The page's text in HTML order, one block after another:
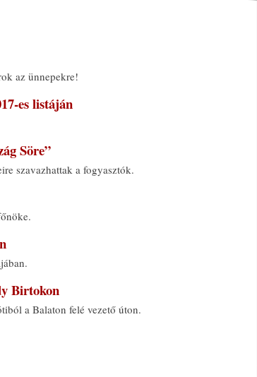
az ünnepekre!
es listáján
Söre”
szavazhattak a fogyasztók.
Birtokon
a Balaton felé vezető úton.